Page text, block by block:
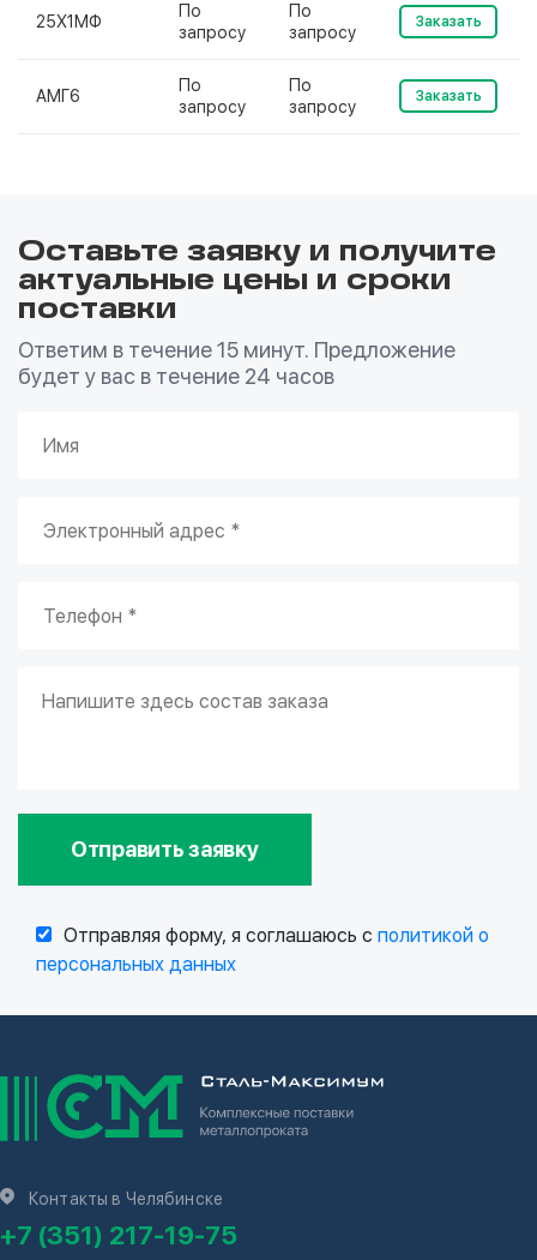
25Х1МФ
По
запросу
По
запросу
Заказать
АМГ6
По
запросу
По
запросу
Заказать
Оставьте заявку и получите
актуальные цены и сроки
поставки
Ответим в течение 15 минут. Предложение
будет у вас в течение 24 часов
Отправить заявку
Отправляя форму, я соглашаюсь с политикой о
персональных данных
Контакты в Челябинске
+7 (351) 217-19-75